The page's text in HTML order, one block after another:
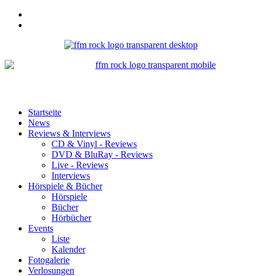
Startseite
News
Reviews & Interviews
CD & Vinyl - Reviews
DVD & BluRay - Reviews
Live - Reviews
Interviews
Hörspiele & Bücher
Hörspiele
Bücher
Hörbücher
Events
Liste
Kalender
Fotogalerie
Verlosungen